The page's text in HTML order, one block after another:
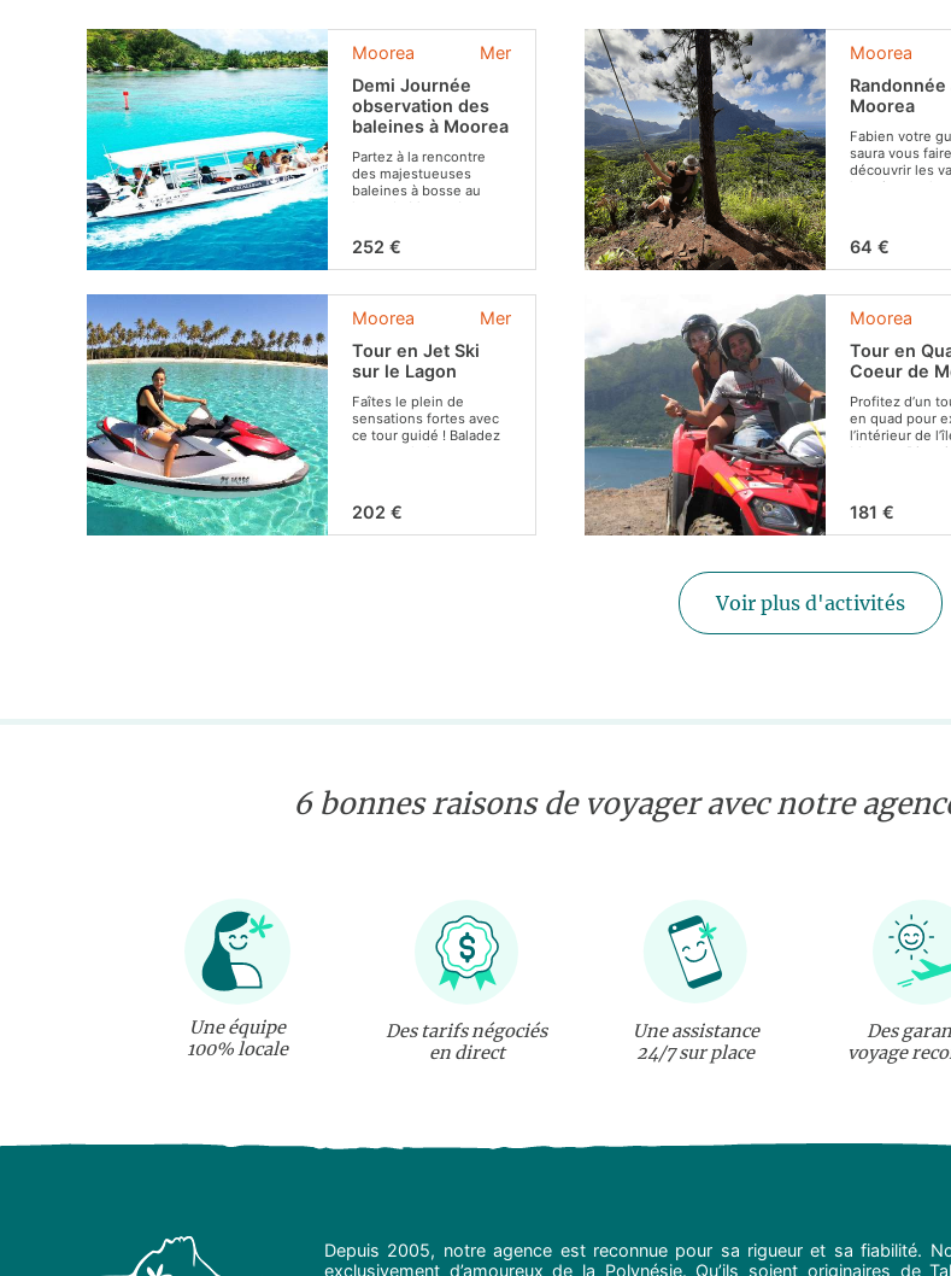
Mer
Moorea
Demi Journée
observation des
baleines à Moorea
Partez à la rencontre
des majestueuses
baleines à bosse au
large de Moorea!
252 €
Moorea
Randonnée
Moorea
Fabien votre
saura vous faire
découvrir les
luxuriantes, les
64 €
Mer
Moorea
Tour en Jet Ski
sur le Lagon
Faîtes le plein de
sensations fortes avec
ce tour guidé ! Baladez
202 €
Moorea
Tour en
Coeur de
Profitez d’un
en quad pour
l’intérieur de
Moorea.
181 €
Voir plus d'activités
6 bonnes raisons de voyager avec notre
Une équipe
100% locale
Des tarifs négociés
en direct
Une assistance
24/7 sur place
Des
voyage
Depuis 2005, notre agence est reconnue pour sa rigueur et sa fiabilité.
exclusivement d’amoureux de la Polynésie. Qu’ils soient originaires de